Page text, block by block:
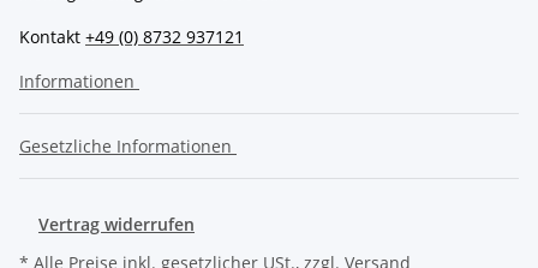
Kontakt +49 (0) 8732 937121
Informationen
Gesetzliche Informationen
Vertrag widerrufen
* Alle Preise inkl. gesetzlicher USt., zzgl. Versand